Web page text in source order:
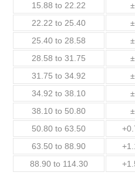
15.88 to 22.22
22.22 to 25.40
25.40 to 28.58
28.58 to 31.75
31.75 to 34.92
34.92 to 38.10
38.10 to 50.80
50.80 to 63.50
63.50 to 88.90
88.90 to 114.30